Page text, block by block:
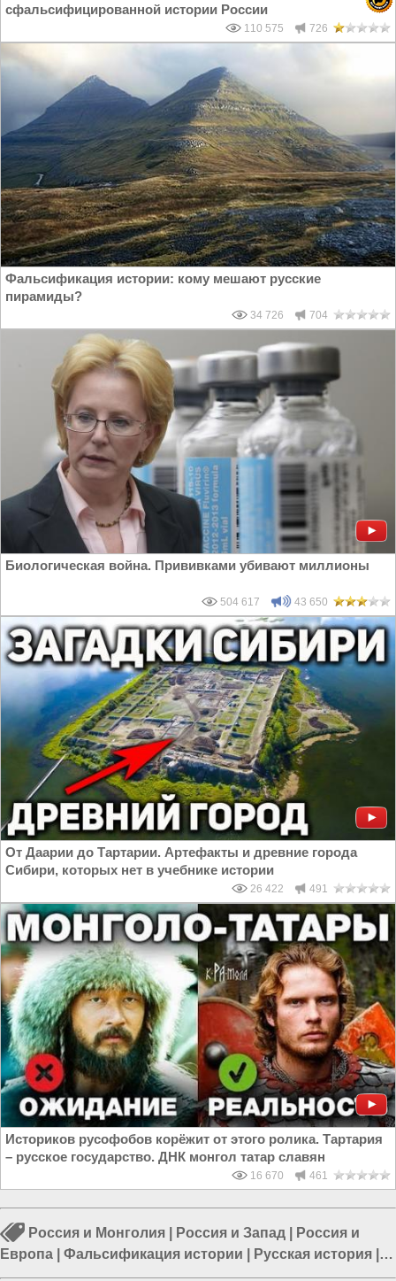
сфальсифицированной истории России
110 575 726
Фальсификация истории: кому мешают русские
пирамиды?
34 726 704
Биологическая война. Прививками убивают миллионы
504 617 43 650
От Даарии до Тартарии. Артефакты и древние города
Сибири, которых нет в учебнике истории
26 422 491
Историков русофобов корёжит от этого ролика. Тартария
– русское государство. ДНК монгол татар славян
16 670 461
Россия и Монголия Россия и Запад
Россия и
Европа
Фальсификация истории Русская история
Наука в России|Россия и ЕС